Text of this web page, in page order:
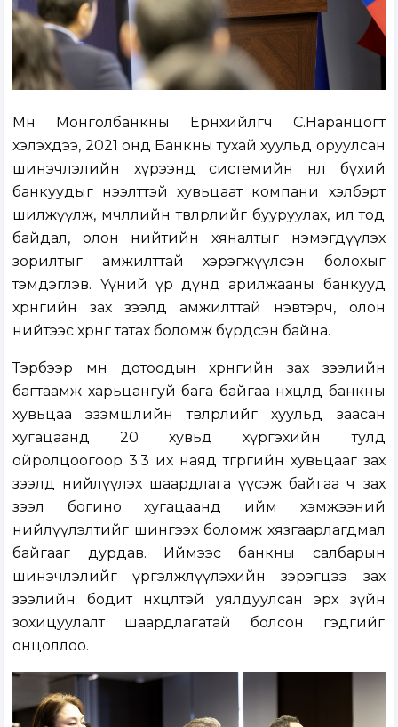
Мөн Монголбанкны Ерөнхийлөгч С.Наранцогт
хэлэхдээ, 2021 онд Банкны тухай хуульд оруулсан
шинэчлэлийн хүрээнд системийн нөлөө бүхий
банкуудыг нээлттэй хувьцаат компани хэлбэрт
шилжүүлж, өмчлөлийн төвлөрлийг бууруулах, ил тод
байдал, олон нийтийн хяналтыг нэмэгдүүлэх
зорилтыг амжилттай хэрэгжүүлсэн болохыг
тэмдэглэв. Үүний үр дүнд арилжааны банкууд
хөрөнгийн зах зээлд амжилттай нэвтэрч, олон
нийтээс хөрөнгө татах боломж бүрдсэн байна.
Тэрбээр мөн дотоодын хөрөнгийн зах зээлийн
багтаамж харьцангуй бага байгаа нөхцөлд банкны
хувьцаа эзэмшлийн төвлөрлийг хуульд заасан
хугацаанд 20 хувьд хүргэхийн тулд
ойролцоогоор 3.3 их наяд төгрөгийн хувьцааг зах
зээлд нийлүүлэх шаардлага үүсэж байгаа ч зах
зээл богино хугацаанд ийм хэмжээний
нийлүүлэлтийг шингээх боломж хязгаарлагдмал
байгааг дурдав. Иймээс банкны салбарын
шинэчлэлийг үргэлжлүүлэхийн зэрэгцээ зах
зээлийн бодит нөхцөлтэй уялдуулсан эрх зүйн
зохицуулалт шаардлагатай болсон гэдгийг
онцоллоо.